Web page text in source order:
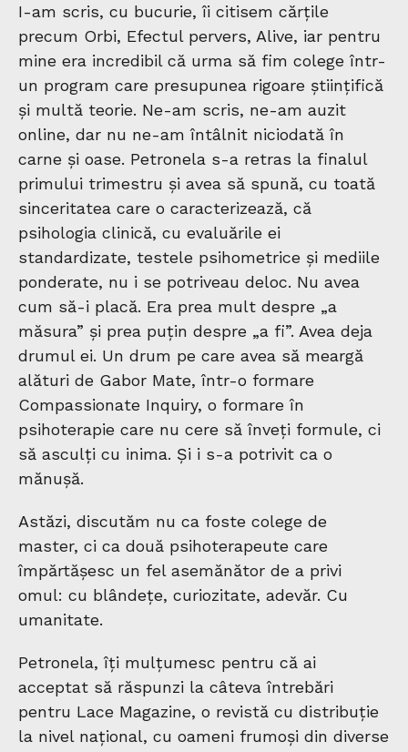
I-am scris, cu bucurie, îi citisem cărțile
precum Orbi, Efectul pervers, Alive, iar pentru
mine era incredibil că urma să fim colege într-
un program care presupunea rigoare științifică
și multă teorie. Ne-am scris, ne-am auzit
online, dar nu ne-am întâlnit niciodată în
carne și oase. Petronela s-a retras la finalul
primului trimestru și avea să spună, cu toată
sinceritatea care o caracterizează, că
psihologia clinică, cu evaluările ei
standardizate, testele psihometrice și mediile
ponderate, nu i se potriveau deloc. Nu avea
cum să-i placă. Era prea mult despre „a
măsura” și prea puțin despre „a fi”. Avea deja
drumul ei. Un drum pe care avea să meargă
alături de Gabor Mate, într-o formare
Compassionate Inquiry, o formare în
psihoterapie care nu cere să înveți formule, ci
să asculți cu inima. Și i s-a potrivit ca o
mănușă.
Astăzi, discutăm nu ca foste colege de
master, ci ca două psihoterapeute care
împărtășesc un fel asemănător de a privi
omul: cu blândețe, curiozitate, adevăr. Cu
umanitate.
Petronela, îți mulțumesc pentru că ai
acceptat să răspunzi la câteva întrebări
pentru Lace Magazine, o revistă cu distribuție
la nivel național, cu oameni frumoși din diverse